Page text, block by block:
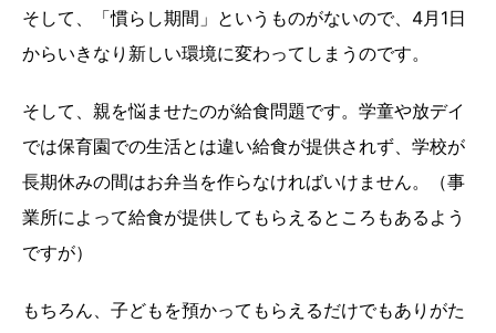
そして、「慣らし期間」というものがないので、4月1日
からいきなり新しい環境に変わってしまうのです。
そして、親を悩ませたのが給食問題です。学童や放デイ
では保育園での生活とは違い給食が提供されず、学校が
長期休みの間はお弁当を作らなければいけません。（事
業所によって給食が提供してもらえるところもあるよう
ですが）
もちろん、子どもを預かってもらえるだけでもありがた